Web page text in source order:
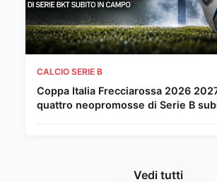
CALCIO SERIE B
Coppa Italia Frecciarossa 2026
quattro neopromosse di Serie B
Vedi tutti